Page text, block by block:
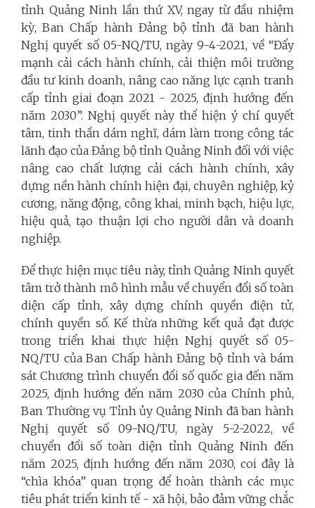
tỉnh Quảng Ninh lần thứ XV, ngay từ đầu nhiệm
kỳ, Ban Chấp hành Đảng bộ tỉnh đã ban hành
Nghị quyết số 05-NQ/TU, ngày 9-4-2021, về “Đẩy
mạnh cải cách hành chính, cải thiện môi trường
đầu tư kinh doanh, nâng cao năng lực cạnh tranh
cấp tỉnh giai đoạn 2021 - 2025, định hướng đến
năm 2030”. Nghị quyết này thể hiện ý chí quyết
tâm, tinh thần dám nghĩ, dám làm trong công tác
lãnh đạo của Đảng bộ tỉnh Quảng Ninh đối với việc
nâng cao chất lượng cải cách hành chính, xây
dựng nền hành chính hiện đại, chuyên nghiệp, kỷ
cương, năng động, công khai, minh bạch, hiệu lực,
hiệu quả, tạo thuận lợi cho người dân và doanh
nghiệp.
Để thực hiện mục tiêu này, tỉnh Quảng Ninh quyết
tâm trở thành mô hình mẫu về chuyển đổi số toàn
diện cấp tỉnh, xây dựng chính quyền điện tử,
chính quyền số. Kế thừa những kết quả đạt được
trong triển khai thực hiện Nghị quyết số 05-
NQ/TU của Ban Chấp hành Đảng bộ tỉnh và bám
sát Chương trình chuyển đổi số quốc gia đến năm
2025, định hướng đến năm 2030 của Chính phủ,
Ban Thường vụ Tỉnh ủy Quảng Ninh đã ban hành
Nghị quyết số 09-NQ/TU, ngày 5-2-2022, về
chuyển đổi số toàn diện tỉnh Quảng Ninh đến
năm 2025, định hướng đến năm 2030, coi đây là
“chìa khóa” quan trọng để hoàn thành các mục
tiêu phát triển kinh tế - xã hội, bảo đảm vững chắc